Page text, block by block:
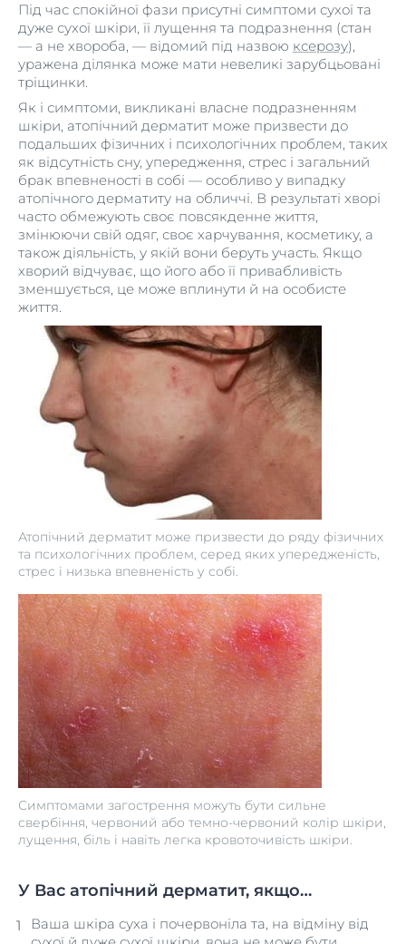
Атопічний дерматит може призвести до ряду фізичних
та психологічних проблем, серед яких упередженість,
стрес і низька впевненість у собі.
Симптомами загострення можуть бути сильне
свербіння, червоний або темно-червоний колір шкіри,
лущення, біль і навіть легка кровоточивість шкіри.
Під час спокійної фази присутні симптоми сухої та
дуже сухої шкіри, її лущення та подразнення (стан
— а не хвороба, — відомий під назвою ксерозу),
уражена ділянка може мати невеликі зарубцьовані
тріщинки.
Як і симптоми, викликані власне подразненням
шкіри, атопічний дерматит може призвести до
подальших фізичних і психологічних проблем, таких
як відсутність сну, упередження, стрес і загальний
брак впевненості в собі — особливо у випадку
атопічного дерматиту на обличчі. В результаті хворі
часто обмежують своє повсякденне життя,
змінюючи свій одяг, своє харчування, косметику, а
також діяльність, у якій вони беруть участь. Якщо
хворий відчуває, що його або її привабливість
зменшується, це може вплинути й на особисте
життя.
У Вас атопічний дерматит, якщо…
Ваша шкіра суха і почервоніла та, на відміну від